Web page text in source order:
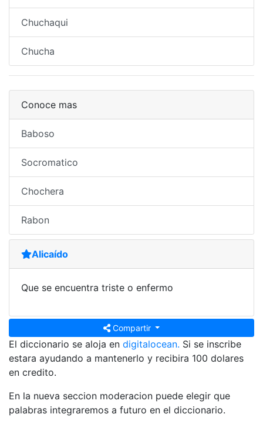
Chuchaqui
Chucha
Conoce mas
Baboso
Socromatico
Chochera
Rabon
Alicaído
Que se encuentra triste o enfermo
Compartir
El diccionario se aloja en digitalocean. Si se inscribe
estara ayudando a mantenerlo y recibira 100 dolares
en credito.
En la nueva seccion moderacion puede elegir que
palabras integraremos a futuro en el diccionario.